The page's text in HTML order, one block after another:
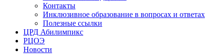
Контакты
Инклюзивное образование в вопросах и ответах
Полезные ссылки
ЦРД Абилимпикс
РЦОЭ
Новости